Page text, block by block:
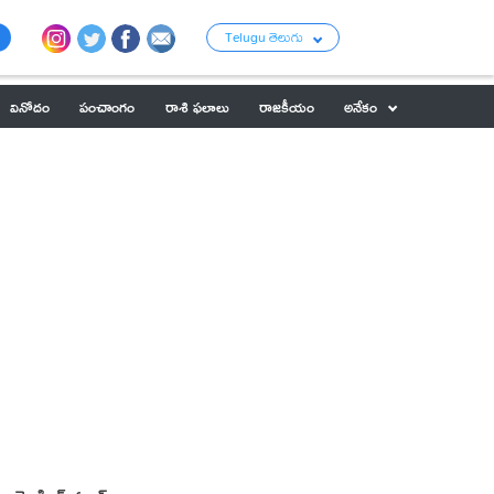
Telugu తెలుగు
వినోదం పంచాంగం రాశి ఫలాలు రాజకీయం అనేకం